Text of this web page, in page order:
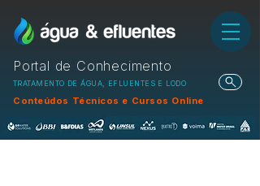
Portal de Conhecimento
TRATAMENTO DE ÁGUA, EFLUENTES E LODO
Conteúdos Técnicos e Cursos Online